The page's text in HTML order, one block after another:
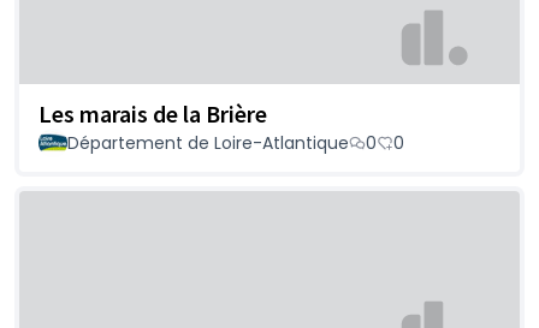
Les marais de la Brière
Département de Loire-Atlantique 0 0